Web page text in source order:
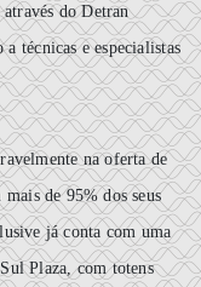
do Detran
técnicas e especialistas
na oferta de
de 95% dos seus
já conta com uma
Plaza, com totens